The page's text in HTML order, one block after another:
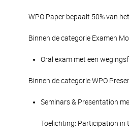
WPO Paper bepaalt 50% van
Binnen de categorie Examen
Oral exam met een
Binnen de categorie WPO
Seminars & Presentation
Toelichting: Participation in